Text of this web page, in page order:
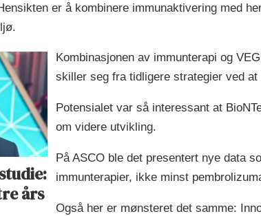
er å kombinere immunaktivering med
års
Kombinasjonen av immunterapi og
skiller seg fra tidligere strategier ved
Potensialet var så interessant at
om videre utvikling.
På ASCO ble det presentert nye data
immunterapier, ikke minst
Også her er mønsteret det samme: